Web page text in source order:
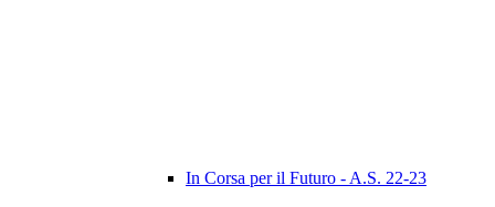
In Corsa per il Futuro - A.S. 22-23